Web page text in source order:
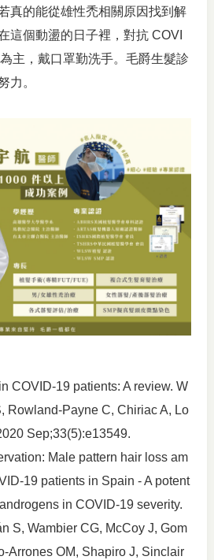
真的能從雄性禿相關原因找到解
這個動盪的日子裡，對抗 COVI
主，戴口罩勤洗手。毛爵生髮診
力。
COVID-19 patients: A review. W
Rowland-Payne C, Chiriac A, Lo
Sep;33(5):e13549.
Male pattern hair loss am
19 patients in Spain - A potent
in COVID-19 severity.
S, Wambier CG, McCoy J, Gom
Arrones OM, Shapiro J, Sinclair